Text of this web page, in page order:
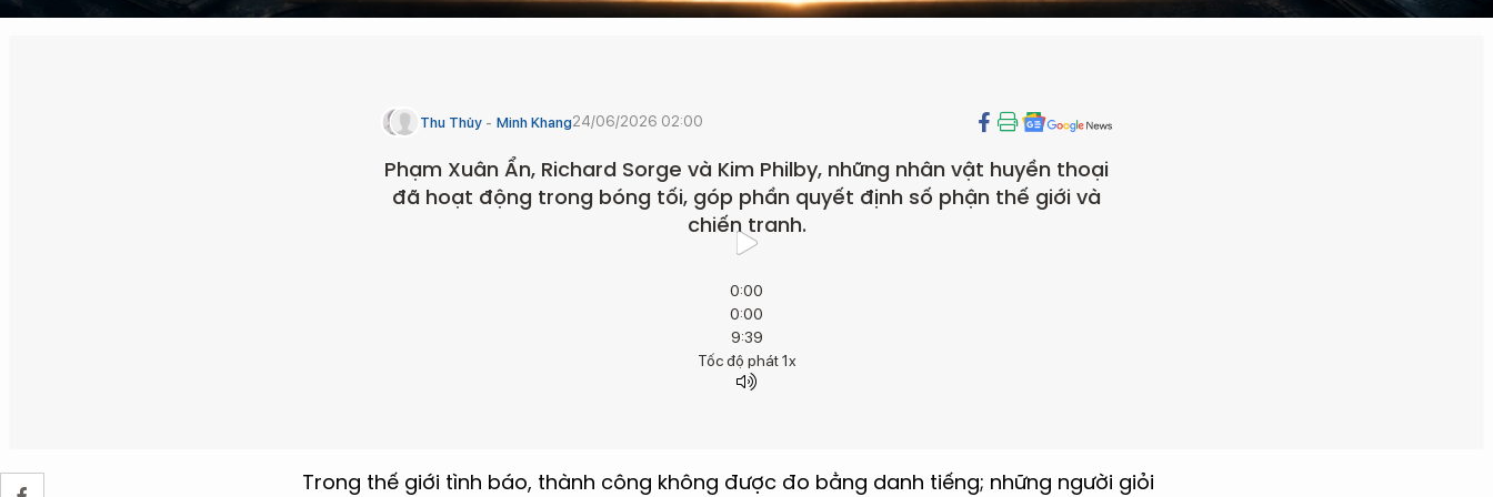
Thu Thủy Minh Khang24/06/2026 02:00
Phạm Xuân Ẩn, Richard Sorge và Kim Philby, những nhân vật huyền thoại
đã hoạt động trong bóng tối, góp phần quyết định số phận thế giới và
chiến tranh.
0:00
0:00
9:39
Tốc độ phát1x
Trong thế giới tình báo, thành công không được đo bằng danh tiếng; những người giỏi